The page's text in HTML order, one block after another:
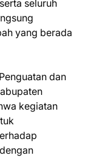
seluruh
yang berada
dan
kegiatan